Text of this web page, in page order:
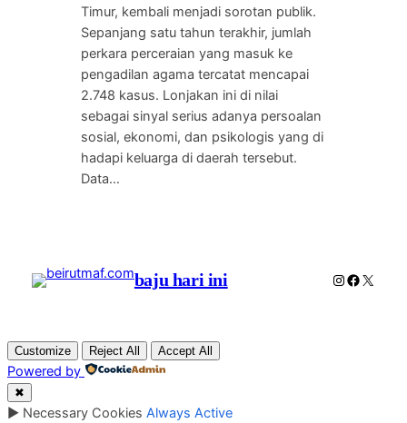
Timur, kembali menjadi sorotan publik.
Sepanjang satu tahun terakhir, jumlah
perkara perceraian yang masuk ke
pengadilan agama tercatat mencapai
2.748 kasus. Lonjakan ini di nilai
sebagai sinyal serius adanya persoalan
sosial, ekonomi, dan psikologis yang di
hadapi keluarga di daerah tersebut.
Data…
baju hari ini Instagram
X
Customize Reject All Accept All
Powered by
✖
► Necessary Cookies Always Active